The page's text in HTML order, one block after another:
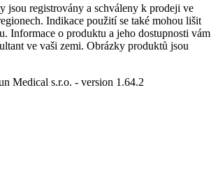
jsou registrovány a schváleny k prodeji ve
Indikace použití se také mohou lišit
Informace o produktu a jeho dostupnosti vám
ve vaši zemi. Obrázky produktů jsou
Medical s.r.o. - version 1.64.2